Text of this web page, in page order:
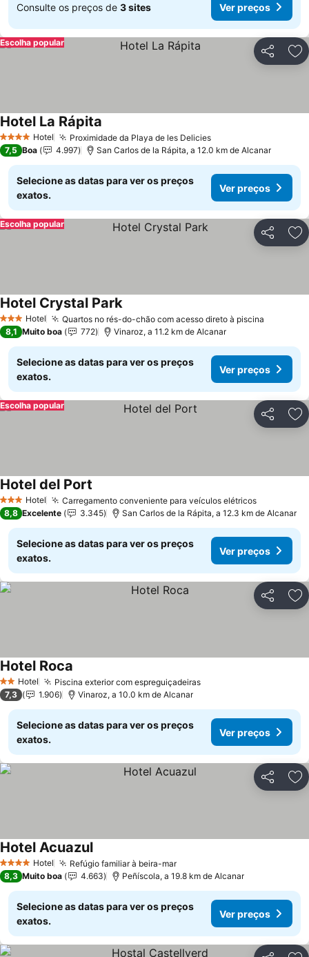
Consulte os preços de 3 sites Ver preços
Partilhar
Escolha popular
4 EstrelasHotel Proximidade da Playa de les Delicies
Hotel La Rápita
7,5 Boa 4.997 San Carlos de la Rápita, a 12.0 km de Alcanar
Selecione as datas para ver os preços
exatos.
Ver preços
Partilhar
Escolha popular
3 EstrelasHotel Quartos no rés-do-chão com acesso direto à piscina
Hotel Crystal Park
8,1 Muito boa 772 Vinaroz, a 11.2 km de Alcanar
Selecione as datas para ver os preços
exatos.
Ver preços
Partilhar
Escolha popular
3 EstrelasHotel Carregamento conveniente para veículos elétricos
Hotel del Port
8,8 Excelente 3.345 San Carlos de la Rápita, a 12.3 km de Alcanar
Selecione as datas para ver os preços
exatos.
Ver preços
Partilhar
2 Estrelas
Hotel Piscina exterior com espreguiçadeiras
Hotel Roca
7,3 1.906 Vinaroz, a 10.0 km de Alcanar
Selecione as datas para ver os preços
exatos.
Ver preços
Partilhar
4 EstrelasHotel Refúgio familiar à beira-mar
Hotel Acuazul
8,3 Muito boa 4.663 Peñíscola, a 19.8 km de Alcanar
Selecione as datas para ver os preços
exatos.
Ver preços